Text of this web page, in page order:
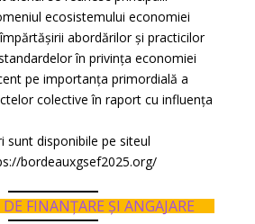
ecosistemului economiei
abordărilor și practicilor
în privința economiei
pe importanța primordială a
colective în raport cu influența
sunt disponibile pe siteul
bordeauxgsef2025.org/
FINANȚARE ȘI ANGAJARE